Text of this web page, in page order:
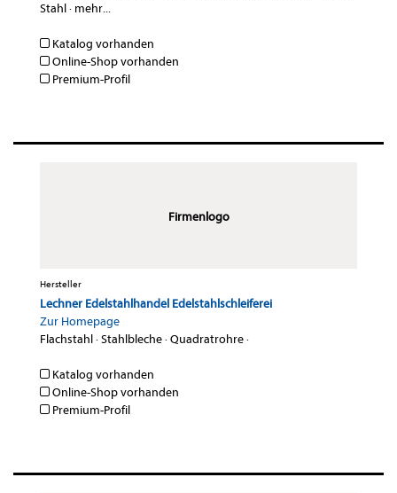
Stahl· mehr...
Katalog vorhanden
Online-Shop vorhanden
Premium-Profil
Firmenlogo
Hersteller
Lechner Edelstahlhandel Edelstahlschleiferei
Zur Homepage
Flachstahl·Stahlbleche·Quadratrohre·
Katalog vorhanden
Online-Shop vorhanden
Premium-Profil